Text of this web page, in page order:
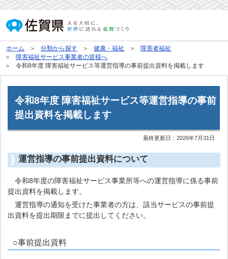
ホーム 分類から探す 健康・福祉
障害者福祉
障害福祉サービス事業者の皆様へ
令和8年度 障害福祉サービス等運営指導の事前提出資料を掲載します
令和8年度 障害福祉サービス等運営指導の事前
提出資料を掲載します
最終更新日：2026年7月31日
運営指導の事前提出資料について
令和8年度の障害福祉サービス事業所等への運営指導に係る事前
提出資料を掲載します。
運営指導の通知を受けた事業者の方は、該当サービスの事前提
出資料を提出期限までに提出してください。
○事前提出資料